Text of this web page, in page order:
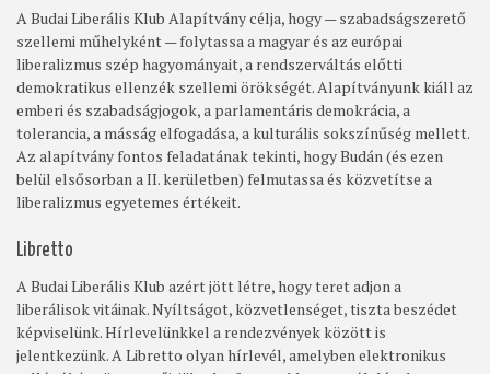
A Budai Liberális Klub Alapítvány célja, hogy — szabadságszerető
szellemi műhelyként — folytassa a magyar és az európai
liberalizmus szép hagyományait, a rendszerváltás előtti
demokratikus ellenzék szellemi örökségét. Alapítványunk kiáll az
emberi és szabadságjogok, a parlamentáris demokrácia, a
tolerancia, a másság elfogadása, a kulturális sokszínűség mellett.
Az alapítvány fontos feladatának tekinti, hogy Budán (és ezen
belül elsősorban a II. kerületben) felmutassa és közvetítse a
liberalizmus egyetemes értékeit.
Libretto
A Budai Liberális Klub azért jött létre, hogy teret adjon a
liberálisok vitáinak. Nyíltságot, közvetlenséget, tiszta beszédet
képviselünk. Hírlevelünkkel a rendezvények között is
jelentkezünk. A Libretto olyan hírlevél, amelyben elektronikus